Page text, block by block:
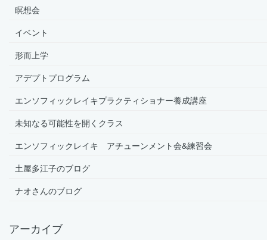
瞑想会
イベント
形而上学
アデプトプログラム
エンソフィックレイキプラクティショナー養成講座
未知なる可能性を開くクラス
エンソフィックレイキ アチューンメント会&練習会
土屋多江子のブログ
ナオさんのブログ
アーカイブ